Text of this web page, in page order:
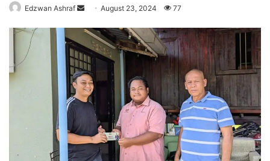
Edzwan Ashraf
n
d
a
n
e
i
August 23, 2024 77